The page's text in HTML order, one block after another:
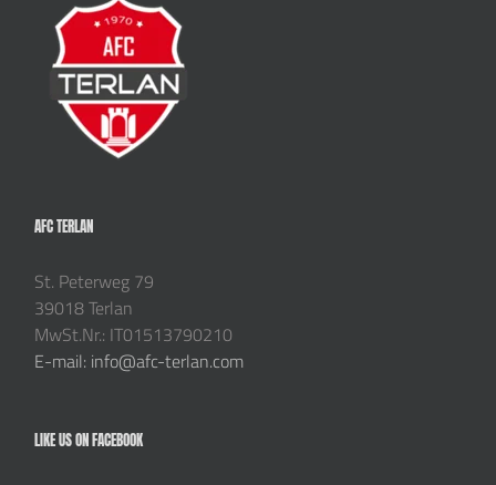
AFC TERLAN
St. Peterweg 79
39018 Terlan
MwSt.Nr.: IT01513790210
E-mail: info@afc-terlan.com
LIKE US ON FACEBOOK